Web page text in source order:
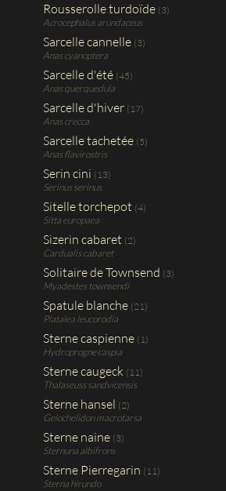
Rousserolle turdoïde (3)
Acrocephalus arundaceus
Sarcelle cannelle (3)
Anas cyanoptera
Sarcelle d'été (45)
Anas querquedula
Sarcelle d'hiver (17)
Anas crecca
Sarcelle tachetée (5)
Anas flavirostris
Serin cini (13)
Serinus serinus
Sitelle torchepot (4)
Sitta europaea
Sizerin cabaret (2)
Cardualis cabaret
Solitaire de Townsend (3)
Myadestes townsendi
Spatule blanche (21)
Platalea leucorodia
Sterne caspienne (1)
Hydroprogne caspia
Sterne caugeck (11)
Thalaseuss sandvicensis
Sterne hansel (2)
Gelochelidon macrotarsa
Sterne naine (3)
Sternuna albifrons
Sterne Pierregarin (11)
Sterna hirundo